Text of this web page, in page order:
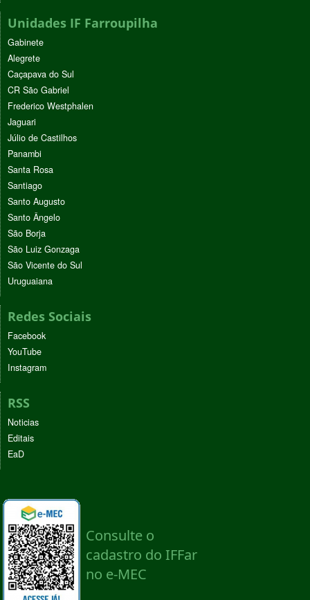
Unidades IF Farroupilha
Gabinete
Alegrete
Caçapava do Sul
CR São Gabriel
Frederico Westphalen
Jaguari
Júlio de Castilhos
Panambi
Santa Rosa
Santiago
Santo Augusto
Santo Ângelo
São Borja
São Luiz Gonzaga
São Vicente do Sul
Uruguaiana
Redes Sociais
Facebook
YouTube
Instagram
RSS
Noticias
Editais
EaD